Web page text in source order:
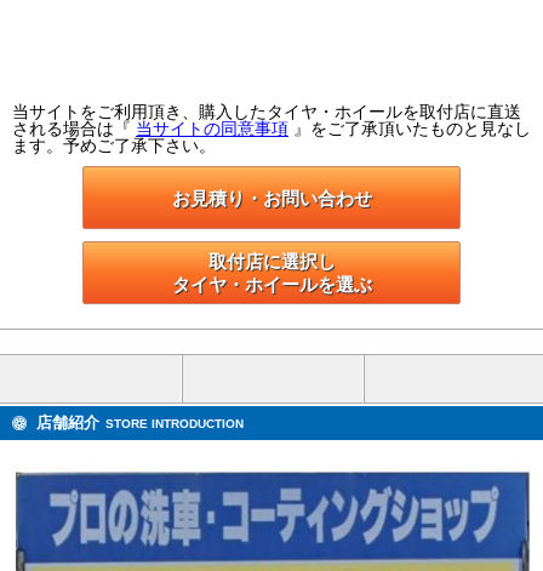
当サイトをご利用頂き、購入したタイヤ・ホイールを取付店に直送
される場合は『 当サイトの同意事項 』をご了承頂いたものと見なし
ます。予めご了承下さい。
お見積り・お問い合わせ
取付店に選択し
タイヤ・ホイールを選ぶ
店舗紹介 STORE INTRODUCTION